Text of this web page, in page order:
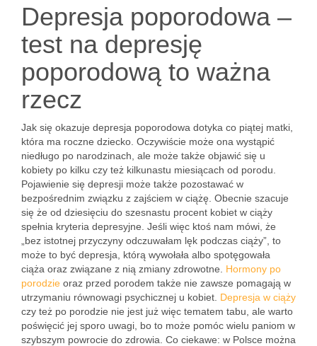
Depresja poporodowa –
test na depresję
poporodową to ważna
rzecz
Jak się okazuje depresja poporodowa dotyka co piątej matki,
która ma roczne dziecko. Oczywiście może ona wystąpić
niedługo po narodzinach, ale może także objawić się u
kobiety po kilku czy też kilkunastu miesiącach od porodu.
Pojawienie się depresji może także pozostawać w
bezpośrednim związku z zajściem w ciążę. Obecnie szacuje
się że od dziesięciu do szesnastu procent kobiet w ciąży
spełnia kryteria depresyjne. Jeśli więc ktoś nam mówi, że
„bez istotnej przyczyny odczuwałam lęk podczas ciąży”, to
może to być depresja, którą wywołała albo spotęgowała
ciąża oraz związane z nią zmiany zdrowotne. Hormony po
porodzie oraz przed porodem także nie zawsze pomagają w
utrzymaniu równowagi psychicznej u kobiet. Depresja w ciąży
czy też po porodzie nie jest już więc tematem tabu, ale warto
poświęcić jej sporo uwagi, bo to może pomóc wielu paniom w
szybszym powrocie do zdrowia. Co ciekawe: w Polsce można